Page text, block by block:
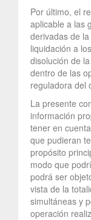
Por último, el
aplicable a las
derivadas de
liquidación a
disolución de
dentro de las
reguladora del
La presente
información
tener en
que pudieran
propósito
modo que
podrá ser
vista de la
simultáneas y
operación